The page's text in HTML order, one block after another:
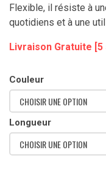
Flexible, il résiste à
quotidiens et à une
Livraison Gratuite
Couleur
CHOISIR UNE OPTION
Longueur
CHOISIR UNE OPTION